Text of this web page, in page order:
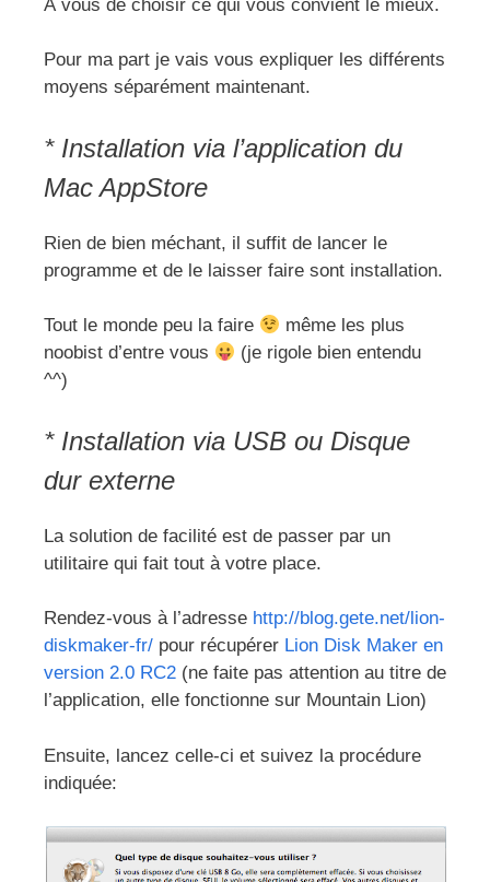
À vous de choisir ce qui vous convient le mieux.
Pour ma part je vais vous expliquer les différents
moyens séparément maintenant.
* Installation via l’application du
Mac AppStore
Rien de bien méchant, il suffit de lancer le
programme et de le laisser faire sont installation.
Tout le monde peu la faire
même les plus
noobist d’entre vous
(je rigole bien entendu
^^)
* Installation via USB ou Disque
dur externe
La solution de facilité est de passer par un
utilitaire qui fait tout à votre place.
Rendez-vous à l’adresse http://blog.gete.net/lion-
diskmaker-fr/ pour récupérer Lion Disk Maker en
version 2.0 RC2 (ne faite pas attention au titre de
l’application, elle fonctionne sur Mountain Lion)
Ensuite, lancez celle-ci et suivez la procédure
indiquée: